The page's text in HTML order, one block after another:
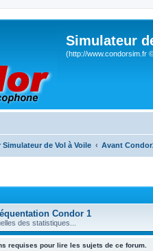
Simulateur
(http://www.condorsim.fr
de Vol à Voile Avant
Condor 1
des statistiques...
requises pour lire les sujets de ce forum.